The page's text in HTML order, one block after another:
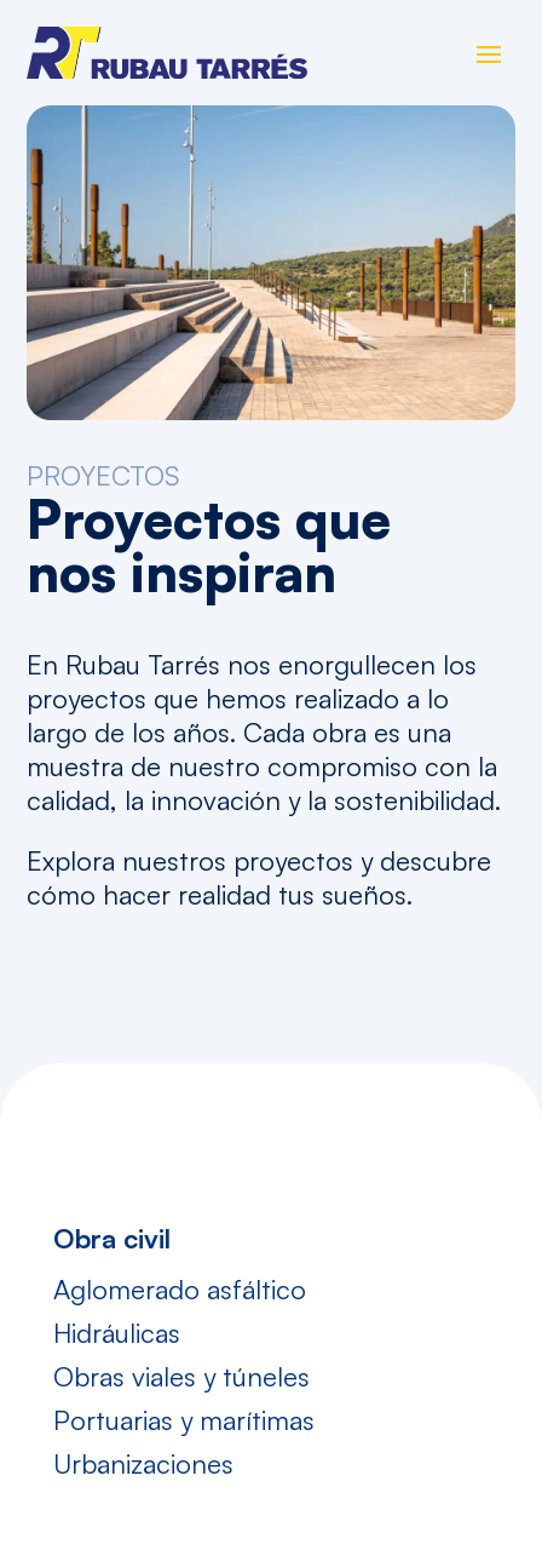
PROYECTOS
Proyectos que
nos inspiran
En Rubau Tarrés nos enorgullecen los
proyectos que hemos realizado a lo
largo de los años. Cada obra es una
muestra de nuestro compromiso con la
calidad, la innovación y la sostenibilidad.
Explora nuestros proyectos y descubre
cómo hacer realidad tus sueños.
obra civil
aglomerado asfáltico
hidráulicas
obras viales y túneles
portuarias y marítimas
urbanizaciones